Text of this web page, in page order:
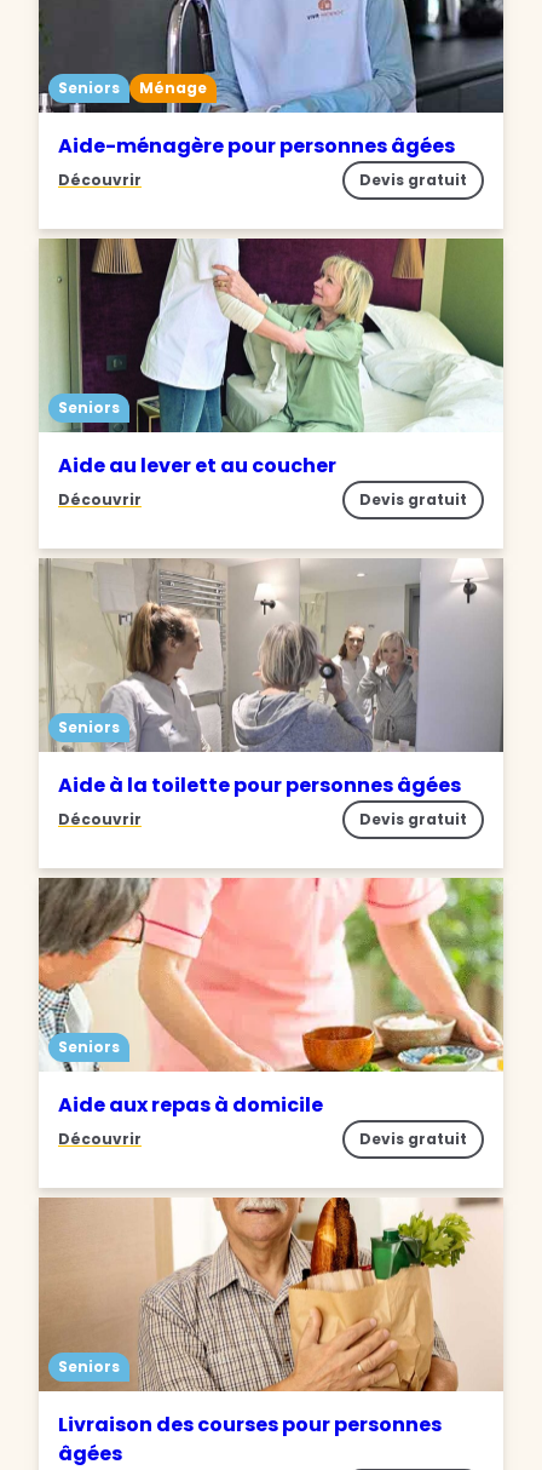
Seniors Ménage
Aide-ménagère pour personnes âgées
Découvrir Devis gratuit
Seniors
Aide au lever et au coucher
Découvrir Devis gratuit
Seniors
Aide à la toilette pour personnes âgées
Découvrir Devis gratuit
Seniors
Aide aux repas à domicile
Découvrir Devis gratuit
Seniors
Livraison des courses pour personnes
âgées